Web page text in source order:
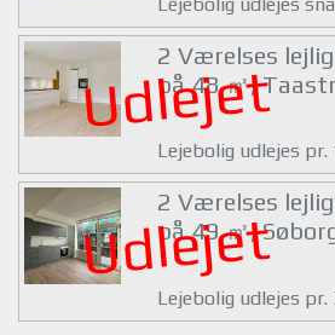
Udlejet
2 Værelses
på 48 ㎡,
Lejebolig udlejes pr.
Udlejet
2 Værelses
på 49 ㎡,
Lejebolig udlejes pr.